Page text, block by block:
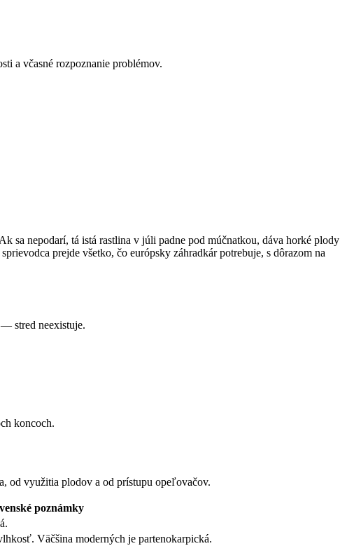
a včasné rozpoznanie problémov.
sa nepodarí, tá istá rastlina v júli padne pod múčnatkou, dáva horké plody
prejde všetko, čo európsky záhradkár potrebuje, s dôrazom na
stred neexistuje.
koncoch.
od využitia plodov a od prístupu opeľovačov.
poznámky
Väčšina moderných je partenokarpická.